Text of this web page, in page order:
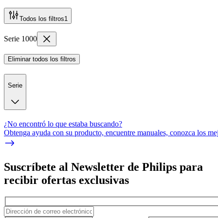
Todos los filtros1
Serie 1000
Eliminar todos los filtros
Serie
¿No encontró lo que estaba buscando?
Obtenga ayuda con su producto, encuentre manuales, conozca los
Suscríbete al Newsletter de Philips para
recibir ofertas exclusivas